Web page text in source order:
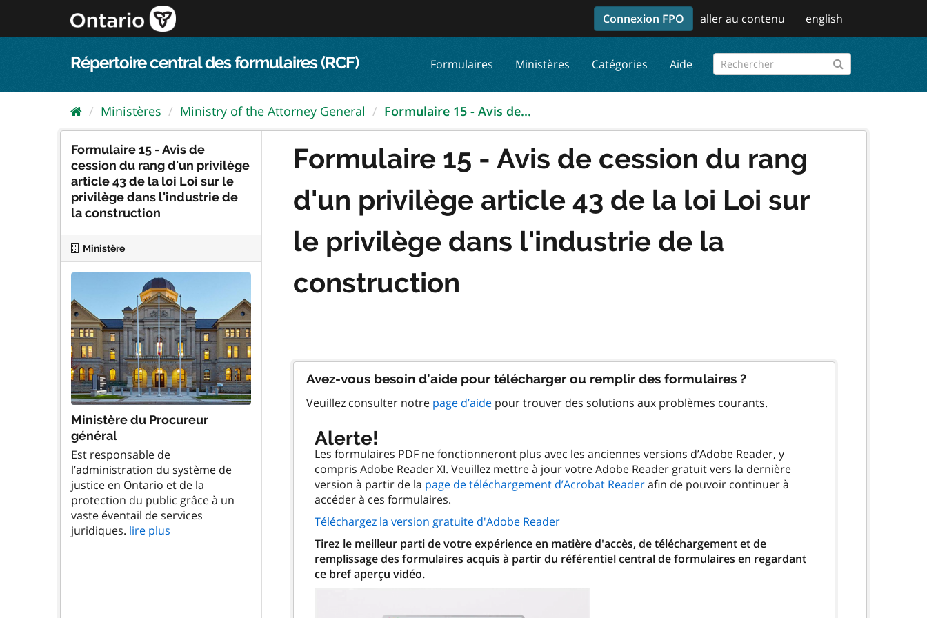
au
Connexion FPO aller au contenu english
Répertoire central des formulaires (RCF) Formulaires Ministères Catégories Aide
Ministères Ministry of the Attorney General Formulaire 15 - Avis de...
Formulaire 15 - Avis de
cession du rang d'un privilège
article 43 de la loi Loi sur le
privilège dans l'industrie de
la construction
Ministère
Ministère du Procureur
général
Est responsable de
l’administration du système de
justice en Ontario et de la
protection du public grâce à un
vaste éventail de services
juridiques. lire plus
Formulaire 15 - Avis de cession du rang
d'un privilège article 43 de la loi Loi sur
le privilège dans l'industrie de la
construction
Avez-vous besoin d’aide pour télécharger ou remplir des formulaires ?
Veuillez consulter notre page d’aide pour trouver des solutions aux problèmes courants.
Alerte!
Les formulaires PDF ne fonctionneront plus avec les anciennes versions d’Adobe Reader, y
compris Adobe Reader XI. Veuillez mettre à jour votre Adobe Reader gratuit vers la dernière
version à partir de la page de téléchargement d’Acrobat Readerafin de pouvoir continuer à
accéder à ces formulaires.
Téléchargez la version gratuite d'Adobe Reader
Tirez le meilleur parti de votre expérience en matière d'accès, de téléchargement et de
remplissage des formulaires acquis à partir du référentiel central de formulaires en regardant
ce bref aperçu vidéo.